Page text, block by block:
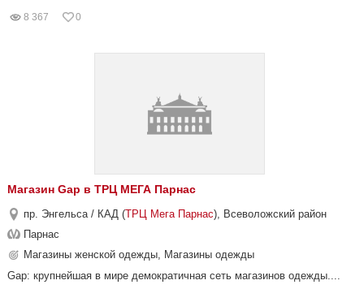
8 367 0
Магазин Gap в ТРЦ МЕГА Парнас
пр. Энгельса / КАД (ТРЦ Мега Парнас), Всеволожский район
Парнас
Магазины женской одежды, Магазины одежды
Gap: крупнейшая в мире демократичная сеть магазинов одежды....